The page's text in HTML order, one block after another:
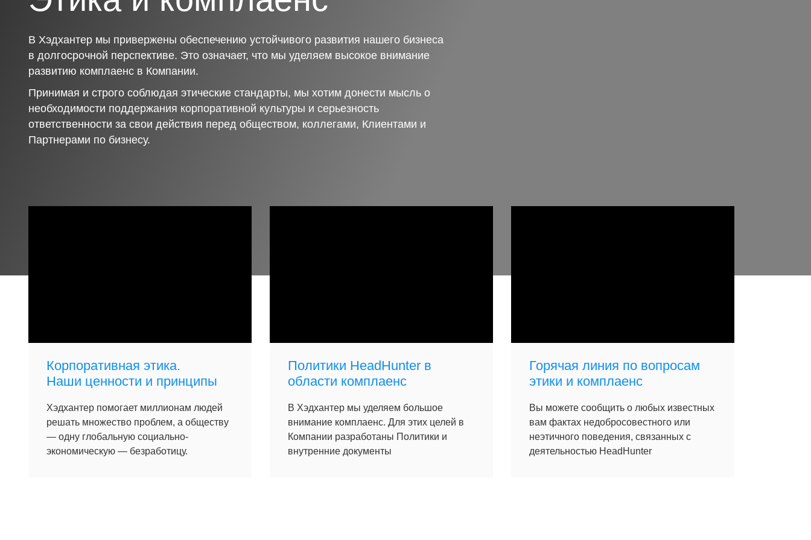
В Хэдхантер мы привержены обеспечению устойчивого развития нашего бизнеса
в долгосрочной перспективе. Это означает, что мы уделяем высокое внимание
развитию комплаенс в Компании.
Принимая и строго соблюдая этические стандарты, мы хотим донести мысль о
необходимости поддержания корпоративной культуры и серьезность
ответственности за свои действия перед обществом, коллегами, Клиентами и
Партнерами по бизнесу.
Корпоративная этика.
Наши ценности и принципы
Хэдхантер помогает миллионам людей
решать множество проблем, а обществу
— одну глобальную социально-
экономическую — безработицу.
Политики HeadHunter в
области комплаенс
В Хэдхантер мы уделяем большое
внимание комплаенс. Для этих целей в
Компании разработаны Политики и
внутренние документы
Горячая линия по вопросам
этики и комплаенс
Вы можете сообщить о любых известных
вам фактах недобросовестного или
неэтичного поведения, связанных с
деятельностью HeadHunter